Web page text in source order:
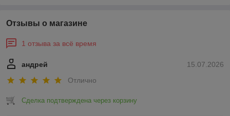
Отзывы о магазине
1 отзыва за всё время
15.07.2026
андрей
Отлично
Сделка подтверждена через корзину